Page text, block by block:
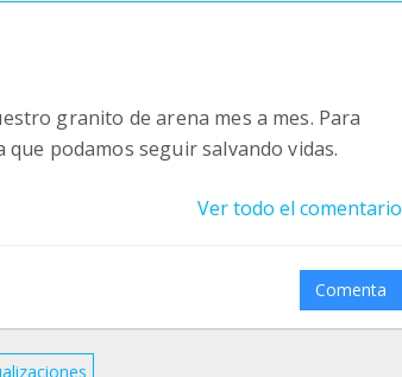
granito de arena mes a mes. Para
podamos seguir salvando vidas.
Ver todo el comentario
Comenta